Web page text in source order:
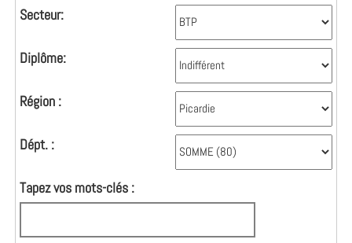
Secteur:
Diplôme:
Région :
Dépt. :
Tapez vos mots-clés :